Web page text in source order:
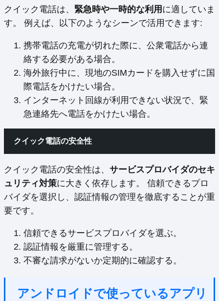
クイック電話は、 緊急時や一時的な利用 に適していま
す。 例えば、以下のようなシーンで活用できます:
携帯電話の充電が切れた際に、公衆電話から連
絡する必要がある場合。
海外旅行中に、現地のSIMカードを購入せずに国
際電話をかけたい場合。
インターネット回線が利用できない状況で、緊
急連絡先へ電話をかけたい場合。
クイック電話の安全性
クイック電話の安全性は、 サービスプロバイダのセキ
ュリティ対策に大きく依存します。 信頼できるプロ
バイダを選択し、認証情報の管理を徹底することが重
要です。
信頼できるサービスプロバイダを選ぶ。
認証情報を厳重に管理する。
不審な請求がないか定期的に確認する。
アンドロイドで使っているアプリ